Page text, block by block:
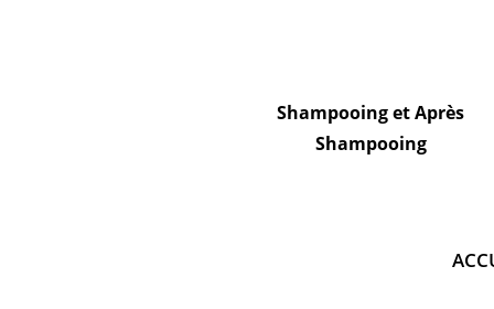
Shampooing et Après
Shampooing